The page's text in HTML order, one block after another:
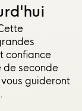
confiance
de seconde
guideront